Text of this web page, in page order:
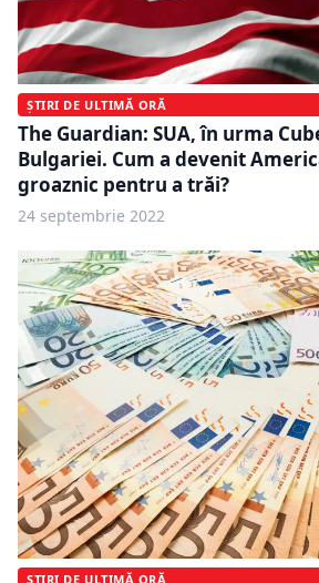
ȘTIRI DE ULTIMĂ ORĂ
The Guardian: SUA, în urma
Bulgariei. Cum a devenit
groaznic pentru a trăi?
24 septembrie 2022
ȘTIRI DE ULTIMĂ ORĂ